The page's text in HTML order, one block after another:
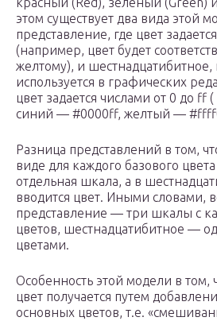
этом существует два вида этой
представление, где цвет
(например, цвет будет
желтому), и шестнадцатибитное,
используется в графических
цвет задается числами от 0 до
синий — #0000ff, желтый —
Разница представлений в том,
виде для каждого базового цвета
отдельная шкала, а в
вводится цвет. Иными словами,
представление — три шкалы с
цветов, шестнадцатибитное —
цветами.
Особенность этой модели в том,
цвет получается путем
основных цветов, т.е.